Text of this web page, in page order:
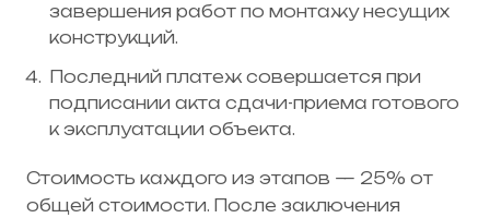
завершения работ по монтажу несущих
конструкций.
Последний платеж совершается при
подписании акта сдачи-приема готового
к эксплуатации объекта.
Стоимость каждого из этапов — 25% от
общей стоимости. После заключения